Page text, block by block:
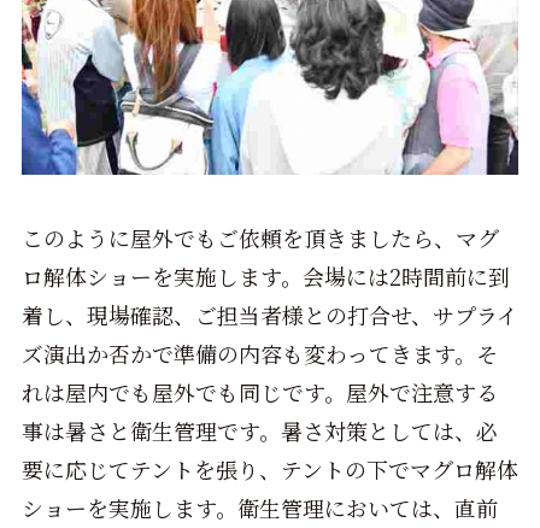
このように屋外でもご依頼を頂きましたら、マグ
ロ解体ショーを実施します。会場には2時間前に到
着し、現場確認、ご担当者様との打合せ、サプライ
ズ演出か否かで準備の内容も変わってきます。そ
れは屋内でも屋外でも同じです。屋外で注意する
事は暑さと衛生管理です。暑さ対策としては、必
要に応じてテントを張り、テントの下でマグロ解体
ショーを実施します。衛生管理においては、直前